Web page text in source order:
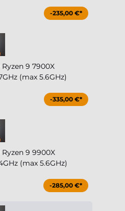
-235,00 €*
9 7900X
(max 5.6GHz)
-335,00 €*
9 9900X
(max 5.6GHz)
-285,00 €*